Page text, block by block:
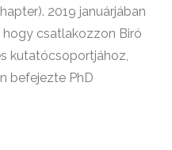
2019 januárjában
csatlakozzon Biró
kutatócsoportjához,
befejezte PhD